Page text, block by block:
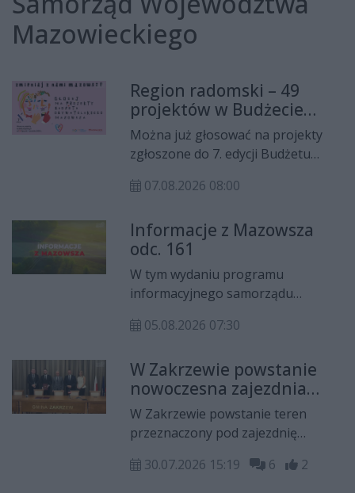
Mazowieckiego
Region radomski – 49
projektów w Budżecie
Obywatelskim Mazowsza!
Można już głosować na projekty
zgłoszone do 7. edycji Budżetu
regionu radomskiego jest 49
września.
07.08.2026 08:00
Informacje z Mazowsza
odc. 161
W tym wydaniu programu
informacyjnego samorządu
"Informacje z Mazowsza" mówimy
uczniów i milionach na
infrastrukturę sportową,
dofinansowaniu ochrony zabytków,
planowanej budowie strażnicy OSP
w Nowym Mieście nad Pilicą,
bardziej zielonym Mazowszu dzięki
05.08.2026 07:30
W Zakrzewie powstanie
nowoczesna zajezdnia
autobusowa
W Zakrzewie powstanie teren
przeznaczony pod zajezdnię
odpowiednie warunki do obsługi
30.07.2026 15:19 6 2